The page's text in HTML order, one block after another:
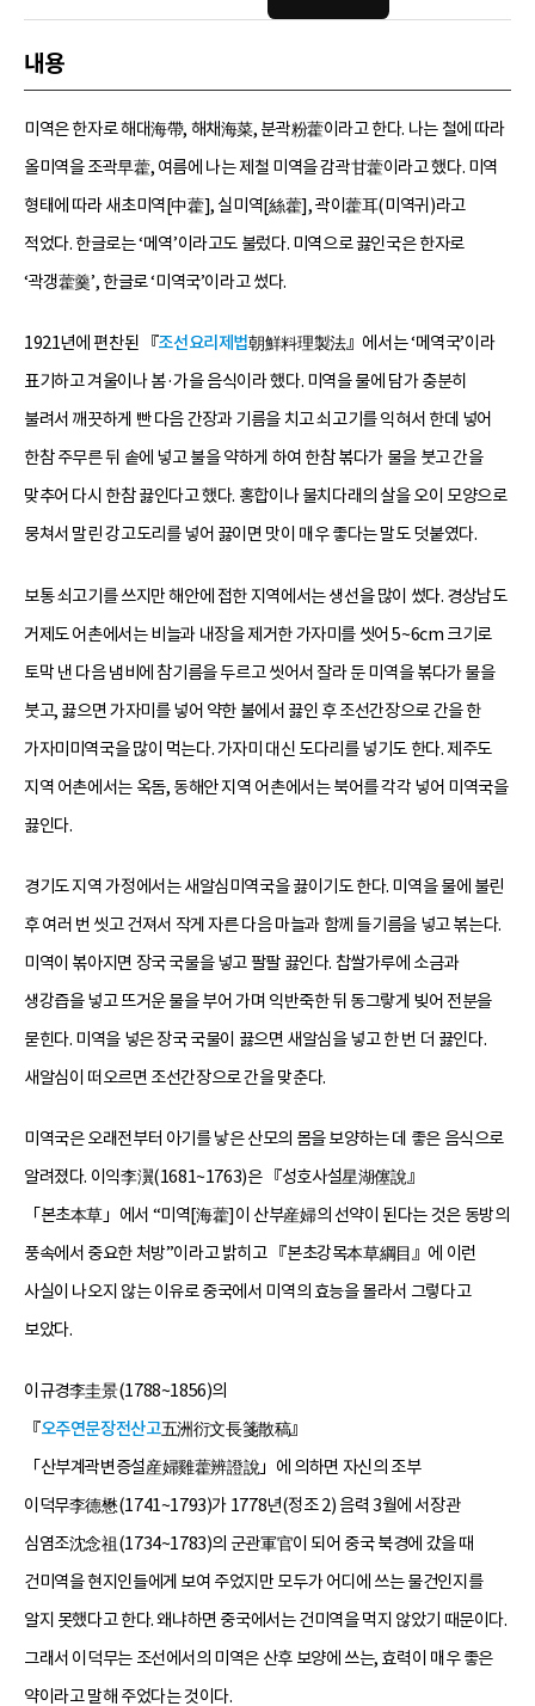
내용
미역은 한자로 해대海帶, 해채海菜, 분곽粉藿이라고 한다. 나는 철에 따라
올미역을 조곽早藿, 여름에 나는 제철 미역을 감곽甘藿이라고 했다. 미역
형태에 따라 새초미역[中藿], 실미역[絲藿], 곽이藿耳(미역귀)라고
적었다. 한글로는 ‘메역’이라고도 불렀다. 미역으로 끓인국은 한자로
‘곽갱藿羹’, 한글로 ‘미역국’이라고 썼다.
1921년에 편찬된 『조선요리제법朝鮮料理製法』에서는 ‘메역국’이라
표기하고 겨울이나 봄·가을 음식이라 했다. 미역을 물에 담가 충분히
불려서 깨끗하게 빤 다음 간장과 기름을 치고 쇠고기를 익혀서 한데 넣어
한참 주무른 뒤 솥에 넣고 불을 약하게 하여 한참 볶다가 물을 붓고 간을
맞추어 다시 한참 끓인다고 했다. 홍합이나 물치다래의 살을 오이 모양으로
뭉쳐서 말린 강고도리를 넣어 끓이면 맛이 매우 좋다는 말도 덧붙였다.
보통 쇠고기를 쓰지만 해안에 접한 지역에서는 생선을 많이 썼다. 경상남도
거제도 어촌에서는 비늘과 내장을 제거한 가자미를 씻어 5~6cm 크기로
토막 낸 다음 냄비에 참기름을 두르고 씻어서 잘라 둔 미역을 볶다가 물을
붓고, 끓으면 가자미를 넣어 약한 불에서 끓인 후 조선간장으로 간을 한
가자미미역국을 많이 먹는다. 가자미 대신 도다리를 넣기도 한다. 제주도
지역 어촌에서는 옥돔, 동해안 지역 어촌에서는 북어를 각각 넣어 미역국을
끓인다.
경기도 지역 가정에서는 새알심미역국을 끓이기도 한다. 미역을 물에 불린
후 여러 번 씻고 건져서 작게 자른 다음 마늘과 함께 들기름을 넣고 볶는다.
미역이 볶아지면 장국 국물을 넣고 팔팔 끓인다. 찹쌀가루에 소금과
생강즙을 넣고 뜨거운 물을 부어 가며 익반죽한 뒤 동그랗게 빚어 전분을
묻힌다. 미역을 넣은 장국 국물이 끓으면 새알심을 넣고 한 번 더 끓인다.
새알심이 떠오르면 조선간장으로 간을 맞춘다.
미역국은 오래전부터 아기를 낳은 산모의 몸을 보양하는 데 좋은 음식으로
알려졌다. 이익李瀷(1681~1763)은 『성호사설星湖僿說』
「본초本草」에서 “미역[海藿]이 산부産婦의 선약이 된다는 것은 동방의
풍속에서 중요한 처방”이라고 밝히고 『본초강목本草綱目』에 이런
사실이 나오지 않는 이유로 중국에서 미역의 효능을 몰라서 그렇다고
보았다.
이규경李圭景(1788~1856)의
『오주연문장전산고五洲衍文長箋散稿』
「산부계곽변증설産婦雞藿辨證說」에 의하면 자신의 조부
이덕무李德懋(1741~1793)가 1778년(정조 2) 음력 3월에 서장관
심염조沈念祖(1734~1783)의 군관軍官이 되어 중국 북경에 갔을 때
건미역을 현지인들에게 보여 주었지만 모두가 어디에 쓰는 물건인지를
알지 못했다고 한다. 왜냐하면 중국에서는 건미역을 먹지 않았기 때문이다.
그래서 이덕무는 조선에서의 미역은 산후 보양에 쓰는, 효력이 매우 좋은
약이라고 말해 주었다는 것이다.